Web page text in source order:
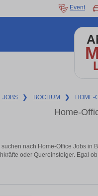
Event
JOBS ❯ BOCHUM ❯ HOME-
Home-
suchen nach Home-Office Jobs in
oder Quereinsteiger. Egal